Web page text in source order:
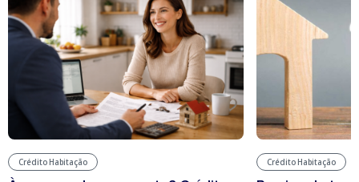
Crédito Habitação Crédito Habitação